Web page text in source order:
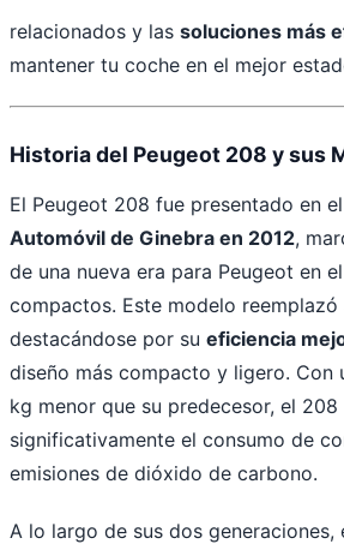
relacionados y las soluciones más
mantener tu coche en el mejor
Historia del Peugeot 208 y sus
El Peugeot 208 fue presentado en el
Automóvil de Ginebra en 2012,
de una nueva era para Peugeot en
compactos. Este modelo reemplazó
destacándose por su eficiencia
diseño más compacto y ligero. Con
kg menor que su predecesor, el 208
significativamente el consumo de
emisiones de dióxido de carbono.
A lo largo de sus dos generaciones,